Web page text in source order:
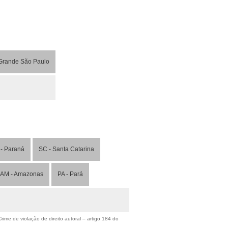
São Paulo
Paraná SC - Santa Catarina
AM - Amazonas PA - Pará
de violação de direito autoral – artigo 184 do